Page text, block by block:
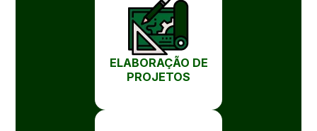
ELABORAÇÃO DE
PROJETOS